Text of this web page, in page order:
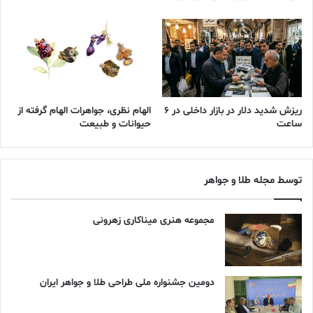
دوره ویکتوریایی، گردنبندی از «بریلیانت‌ها» اغلب به‌عنوان جواهری
خانوادگی توصیف می‌شود که نسل‌ها ارزشمند شمرده شده، سپس طی
حادثه‌ای مفقود می‌گردد و سال‌ها بعد، به‌طرزی مرموز در ویترینی ظاهر
می‌شود؛ در حالی که کلیت حادثه همچنان در ابهام است.
در اواخر قرن نوزدهم، الماس‌های «اُلد اروپین کات» (Old European
Cut) پدیدار شدند. این الماس‌ها با فرم گردتر و کیولت کوچک‌تر،
جایگزین ویژگی‌های اولد ماین شدند. تقارن بالاتر آن‌ها درخشش
می‌ساخت. این الماس‌ها نیز در زمان خود با عنوان «بریلیانت» شناخته
می‌شدند.
چرا تاریخ در بازار امروز الماس‌های آزمایشگاهی
همچنان اهمیت دارد؟
الماس‌های اولد ماین کات و اولد اروپین کات، به پشتوانه تاریخ طولانی
ریزش شدید دلار در بازار داخلی در 6
ساعت
الهام نظری، جواهرات الهام گرفته از
حیوانات و طبیعت
توسط مجله طلا و جواهر
مجموعه هنری میناکاری زهرونی
دومین جشنواره ملی طراحی طلا و جواهر ایران